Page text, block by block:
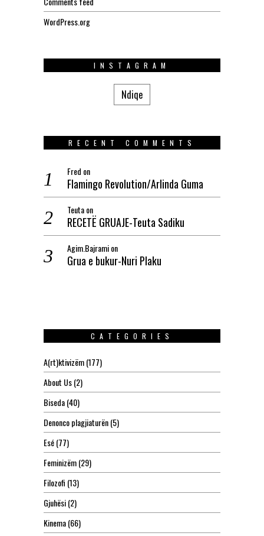
WordPress.org
INSTAGRAM
Ndiqe
RECENT COMMENTS
Fred on
Flamingo Revolution/Arlinda Guma
Teutaon
RECETË GRUAJE-Teuta Sadiku
Agim.Bajramion
Grua e bukur-Nuri Plaku
CATEGORIES
A(rt)ktivizëm(177)
About Us(2)
Biseda(40)
Denonco plagjiaturën(5)
Esé(77)
Feminizëm(29)
Filozofi (13)
Gjuhësi(2)
Kinema(66)